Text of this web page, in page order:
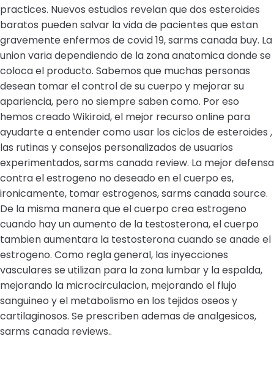
practices. Nuevos estudios revelan que dos esteroides
baratos pueden salvar la vida de pacientes que estan
gravemente enfermos de covid 19, sarms canada buy. La
union varia dependiendo de la zona anatomica donde se
coloca el producto. Sabemos que muchas personas
desean tomar el control de su cuerpo y mejorar su
apariencia, pero no siempre saben como. Por eso
hemos creado Wikiroid, el mejor recurso online para
ayudarte a entender como usar los ciclos de esteroides ,
las rutinas y consejos personalizados de usuarios
experimentados, sarms canada review. La mejor defensa
contra el estrogeno no deseado en el cuerpo es,
ironicamente, tomar estrogenos, sarms canada source.
De la misma manera que el cuerpo crea estrogeno
cuando hay un aumento de la testosterona, el cuerpo
tambien aumentara la testosterona cuando se anade el
estrogeno. Como regla general, las inyecciones
vasculares se utilizan para la zona lumbar y la espalda,
mejorando la microcirculacion, mejorando el flujo
sanguineo y el metabolismo en los tejidos oseos y
cartilaginosos. Se prescriben ademas de analgesicos,
sarms canada reviews..